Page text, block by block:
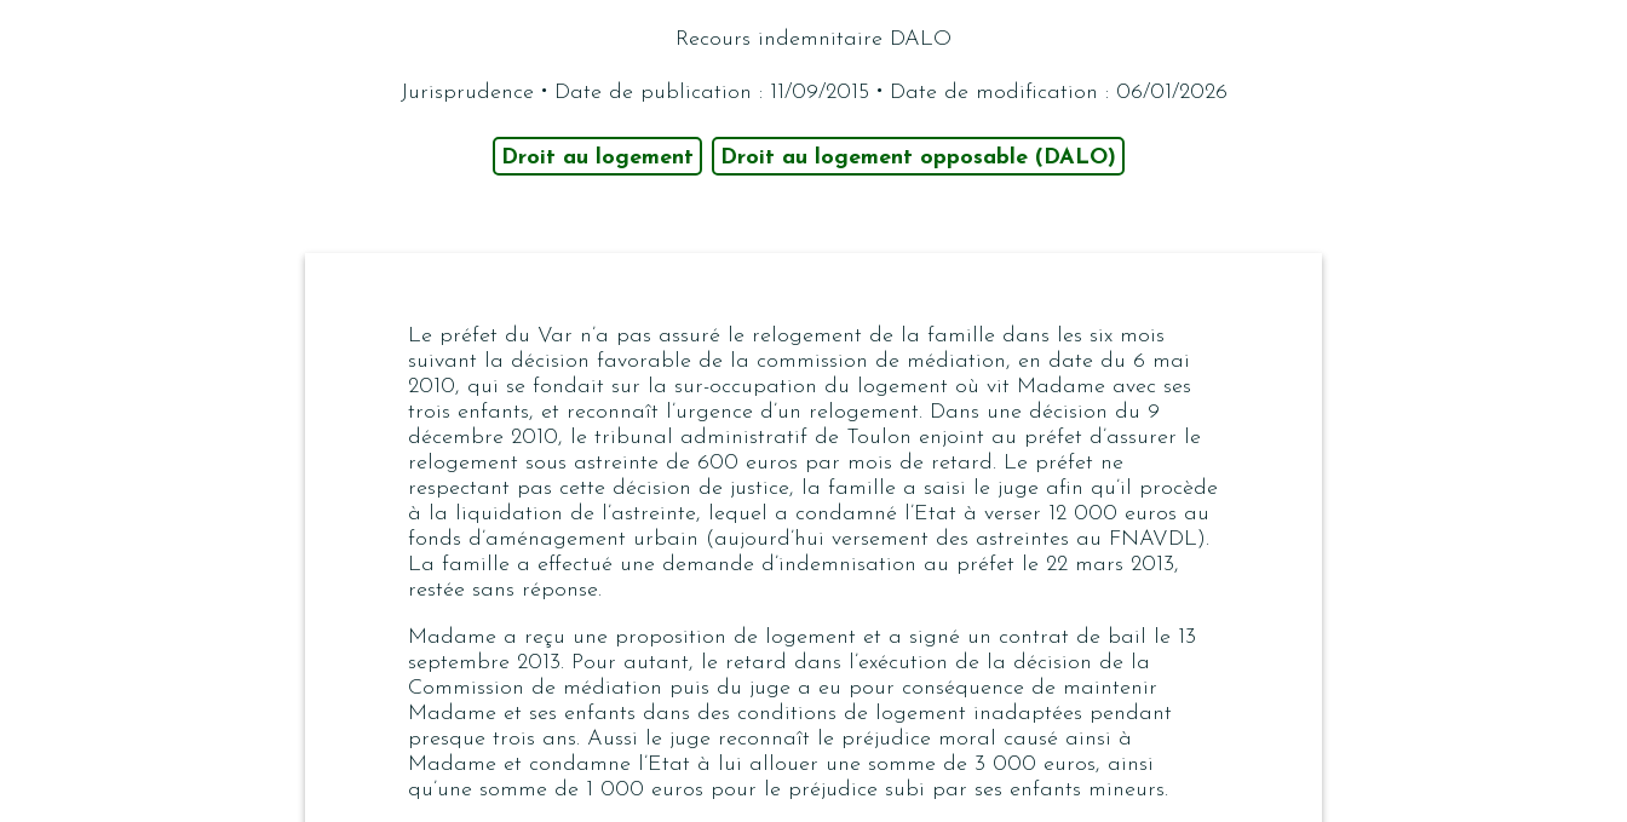
Recours indemnitaire DALO
Jurisprudence · Date de publication : 11/09/2015 · Date de modification : 06/01/2026
Droit au logement Droit au logement opposable (DALO)
Le préfet du Var n’a pas assuré le relogement de la famille dans les six mois
suivant la décision favorable de la commission de médiation, en date du 6 mai
2010, qui se fondait sur la sur-occupation du logement où vit Madame avec ses
trois enfants, et reconnaît l’urgence d’un relogement. Dans une décision du 9
décembre 2010, le tribunal administratif de Toulon enjoint au préfet d’assurer le
relogement sous astreinte de 600 euros par mois de retard. Le préfet ne
respectant pas cette décision de justice, la famille a saisi le juge afin qu’il procède
à la liquidation de l’astreinte, lequel a condamné l’Etat à verser 12 000 euros au
fonds d’aménagement urbain (aujourd’hui versement des astreintes au FNAVDL).
La famille a effectué une demande d’indemnisation au préfet le 22 mars 2013,
restée sans réponse.
Madame a reçu une proposition de logement et a signé un contrat de bail le 13
septembre 2013. Pour autant, le retard dans l’exécution de la décision de la
Commission de médiation puis du juge a eu pour conséquence de maintenir
Madame et ses enfants dans des conditions de logement inadaptées pendant
presque trois ans. Aussi le juge reconnaît le préjudice moral causé ainsi à
Madame et condamne l’Etat à lui allouer une somme de 3 000 euros, ainsi
qu’une somme de 1 000 euros pour le préjudice subi par ses enfants mineurs.